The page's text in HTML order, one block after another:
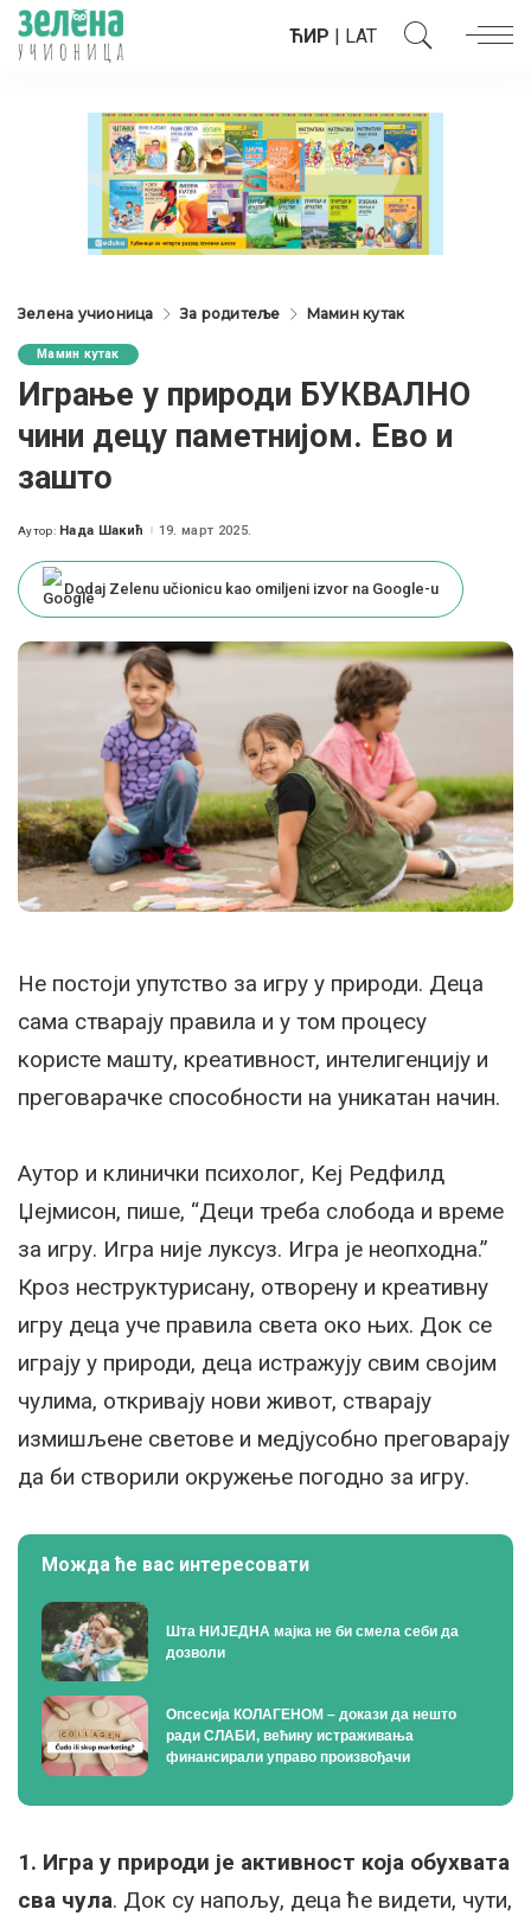
ЋИР | LAT
Зелена учионица За родитеље Мамин кутак
Мамин кутак
Играње у природи БУКВАЛНО
чини децу паметнијом. Ево и
зашто
Posted
Аутор: Нада Шакић 19. март 2025.
Dodaj Zelenu učionicu kao omiljeni izvor na Google-u
Не постоји упутство за игру у природи. Деца
сама стварају правила и у том процесу
користе машту, креативност, интелигенцију и
преговарачке способности на уникатан начин.
Аутор и клинички психолог, Кеј Редфилд
Џејмисон, пише, “Деци треба слобода и време
за игру. Игра није луксуз. Игра је неопходна.”
Кроз неструктурисану, отворену и креативну
игру деца уче правила света око њих. Док се
играју у природи, деца истражују свим својим
чулима, откривају нови живот, стварају
измишљене светове и медјусобно преговарају
да би створили окружење погодно за игру.
Можда ће вас интересовати
Шта НИЈЕДНА мајка не би смела себи да
дозволи
Опсесија КОЛАГЕНОМ – докази да нешто
ради СЛАБИ, већину истраживања
финансирали управо произвођачи
1. Игра у природи је активност која обухвата
сва чула. Док су напољу, деца ће видети, чути,